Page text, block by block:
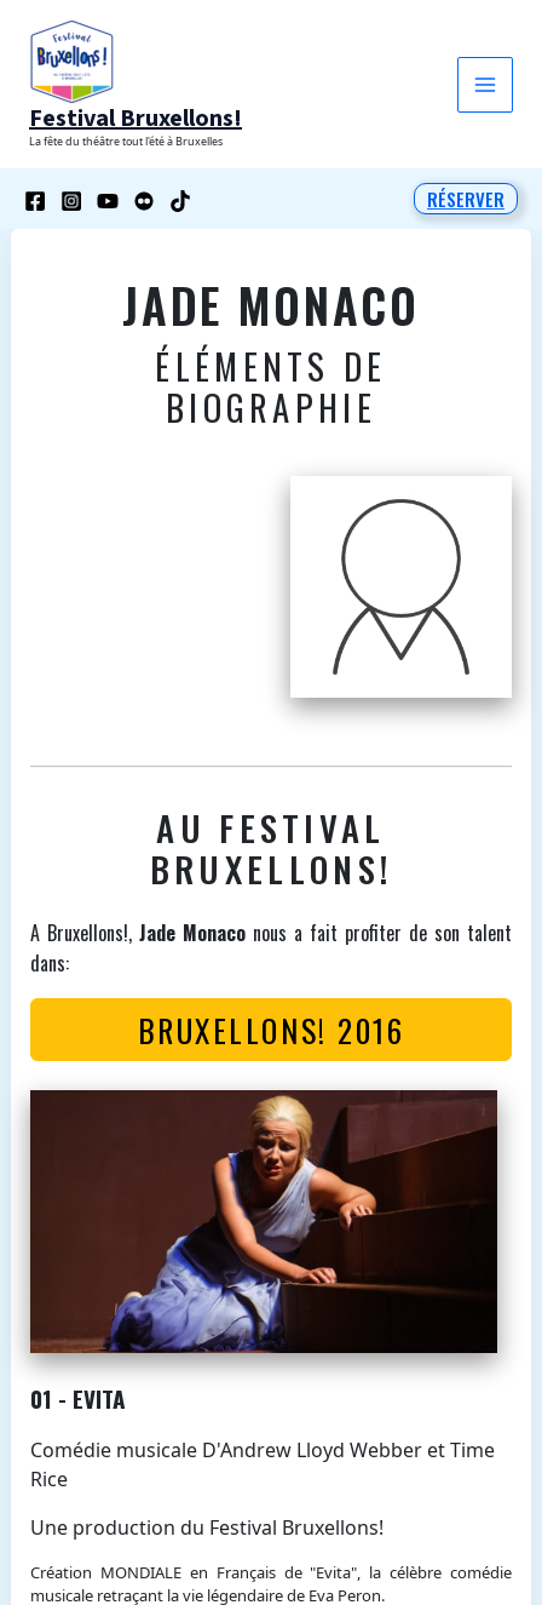
contenu
Festival Bruxellons!
La fête du théâtre tout l'été à Bruxelles
RÉSERVER
JADE MONACO
ÉLÉMENTS DE
BIOGRAPHIE
AU FESTIVAL
BRUXELLONS!
A Bruxellons!, Jade Monaconous a fait profiter de son talent
dans:
BRUXELLONS! 2016
01 - EVITA
Comédie musicale D'Andrew Lloyd Webber et Time
Rice
Une production du Festival Bruxellons!
Création MONDIALE en Français de "Evita", la célèbre comédie
musicale retraçant la vie légendaire de Eva Peron.